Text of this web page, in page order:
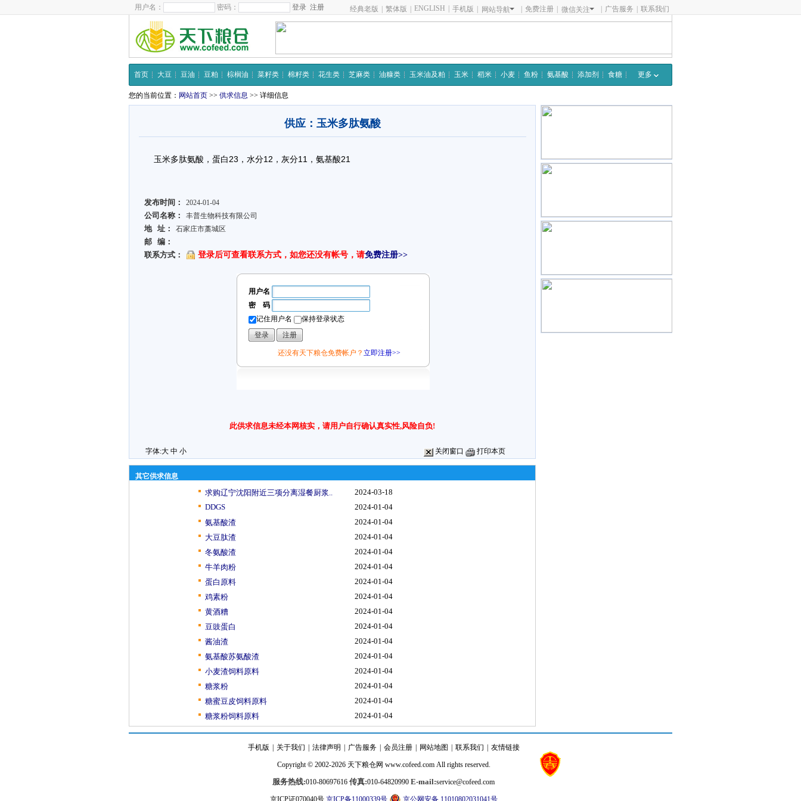
用户名： 密码： 注册 经典老版 繁体版 ENGLISH 手机版 网站导航 免费注册 微信关注 广告服务 联系我们
首页 大豆 豆油 豆粕 棕榈油 菜籽类 棉籽类 花生类 芝麻类 油糠类 玉米油及粕 玉米 稻米 小麦 鱼粉 氨基酸 添加剂 食糖 更多
您的当前位置： 网站首页 >> 供求信息 >> 详细信息
供应：玉米多肽氨酸
玉米多肽氨酸，蛋白23，水分12，灰分11，氨基酸21
发布时间： 2024-01-04
公司名称： 丰普生物科技有限公司
地 址： 石家庄市藁城区
邮 编：
联系方式：
登录后可查看联系方式，如您还没有帐号，请免费注册>>
用户名
密 码
记住用户名
保持登录状态
还没有天下粮仓免费帐户？ 立即注册>>
此供求信息未经本网核实，请用户自行确认真实性,风险自负!
字体:大 中 小 关闭窗口 打印本页
其它供求信息
求购辽宁沈阳附近三项分离湿餐厨浆..
2024-03-18
DDGS
2024-01-04
氨基酸渣
2024-01-04
大豆肽渣
2024-01-04
冬氨酸渣
2024-01-04
牛羊肉粉
2024-01-04
蛋白原料
2024-01-04
鸡素粉
2024-01-04
黄酒糟
2024-01-04
豆豉蛋白
2024-01-04
酱油渣
2024-01-04
氨基酸苏氨酸渣
2024-01-04
小麦渣饲料原料
2024-01-04
糖浆粉
2024-01-04
糖蜜豆皮饲料原料
2024-01-04
糖浆粉饲料原料
2024-01-04
手机版 关于我们 法律声明 广告服务 会员注册 网站地图 联系我们 友情链接
Copyright © 2002-2026 天下粮仓网 www.cofeed.comAll rights reserved.
服务热线:010-80697616 传真:010-64820990 E-mail:service@cofeed.com
京ICP证070040号 京ICP备11000339号 京公网安备 11010802031041号